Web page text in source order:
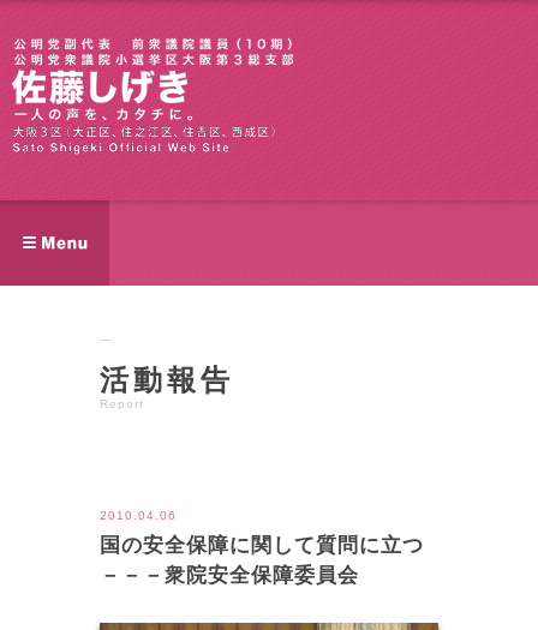
活動報告
Report
2010.04.06
国の安全保障に関して質問に立つ
－－－衆院安全保障委員会